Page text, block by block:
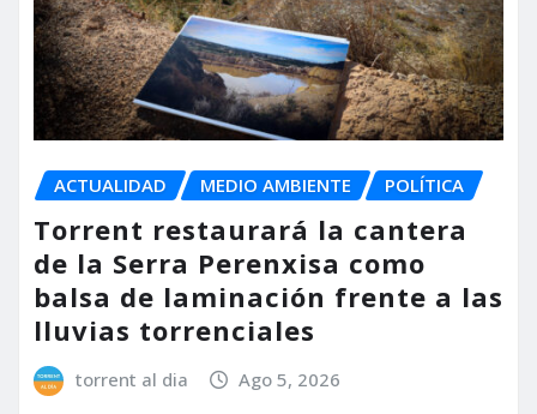
ACTUALIDAD MEDIO AMBIENTE POLÍTICA
Torrent restaurará la cantera
de la Serra Perenxisa como
balsa de laminación frente a las
lluvias torrenciales
torrent al dia Ago 5, 2026